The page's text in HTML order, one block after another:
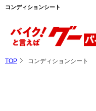
コンディションシート
TOP コンディションシート